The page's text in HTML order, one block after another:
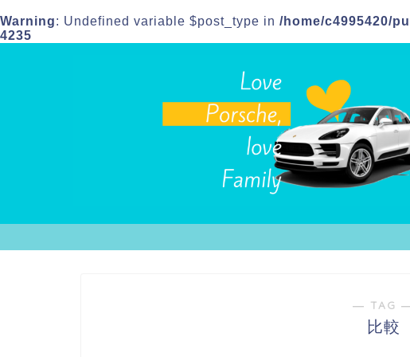
Warning: Undefined variable $post_type in /home/c4995420/
4235
― TAG
比較